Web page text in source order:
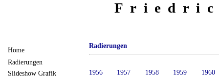
Radierungen
1956 1957 1958 1959
1960
Home
Radierungen
Slideshow Grafik